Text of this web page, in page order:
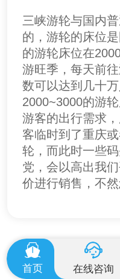
三峡游轮与国内
的，游轮的床位
的游轮床位在
游旺季，每天前
数可以达到几十
2000~3000的游
游客的出行需求
客临时到了重庆
轮，而此时一些
党，会以高出我
价进行销售，不然
首页 在线咨询